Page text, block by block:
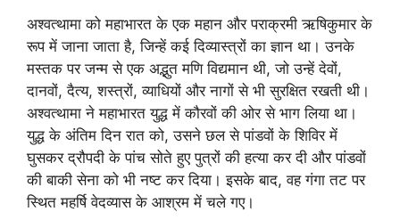
अश्वत्थामा को महाभारत के एक महान और पराक्रमी ऋषिकुमार के
रूप में जाना जाता है, जिन्हें कई दिव्यास्त्रों का ज्ञान था। उनके
मस्तक पर जन्म से एक अद्भुत मणि विद्यमान थी, जो उन्हें देवों,
दानवों, दैत्य, शस्त्रों, व्याधियों और नागों से भी सुरक्षित रखती थी।
अश्वत्थामा ने महाभारत युद्ध में कौरवों की ओर से भाग लिया था।
युद्ध के अंतिम दिन रात को, उसने छल से पांडवों के शिविर में
घुसकर द्रौपदी के पांच सोते हुए पुत्रों की हत्या कर दी और पांडवों
की बाकी सेना को भी नष्ट कर दिया। इसके बाद, वह गंगा तट पर
स्थित महर्षि वेदव्यास के आश्रम में चले गए।